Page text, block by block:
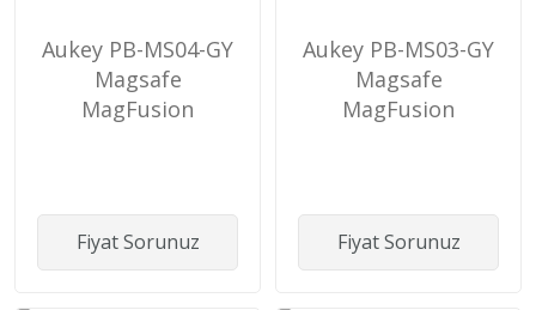
Aukey PB-MS04-GY
Magsafe
MagFusion
Fiyat Sorunuz
Aukey PB-MS03-GY
Magsafe
MagFusion
Fiyat Sorunuz